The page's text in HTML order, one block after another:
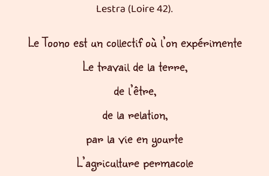
Lestra (Loire 42).
Le Toono est un collectif où l’on expérimente
Le travail de la terre,
de l’être,
de la relation,
par la vie en yourte
L’agriculture permacole